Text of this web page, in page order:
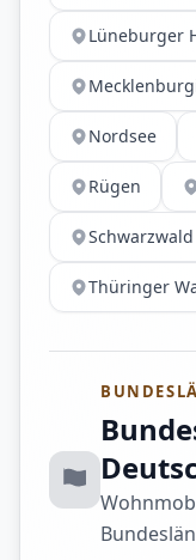
Lüneburger
Nordsee
Rügen
Schwarzwald
Thüringer